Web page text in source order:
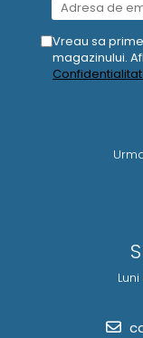
Vreau sa
magazinului.